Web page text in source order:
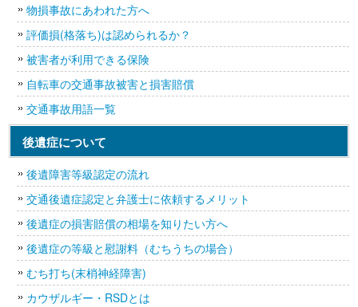
物損事故にあわれた方へ
評価損(格落ち)は認められるか？
被害者が利用できる保険
自転車の交通事故被害と損害賠償
交通事故用語一覧
後遺症について
後遺障害等級認定の流れ
交通後遺症認定と弁護士に依頼するメリット
後遺症の損害賠償の相場を知りたい方へ
後遺症の等級と慰謝料（むちうちの場合）
むち打ち(末梢神経障害)
カウザルギー・RSDとは